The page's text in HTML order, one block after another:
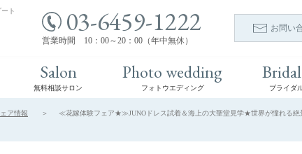
ト 03-6459-1222
営業時間 10：00～20：00（年中無休）
お問い
Salon
無料相談サロン
Photo wedding
フォトウエディング ブライダ
ア情報
≪花嫁体験フェア★≫JUNOドレス試着＆海上の大聖堂見学★世界が憧れる絶